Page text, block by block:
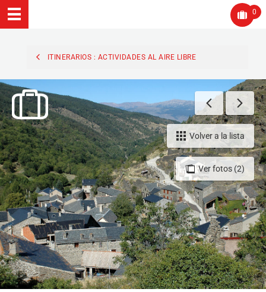
0
ITINERARIOS : ACTIVIDADES AL AIRE LIBRE
Ver fotos (2)
Volver a la lista